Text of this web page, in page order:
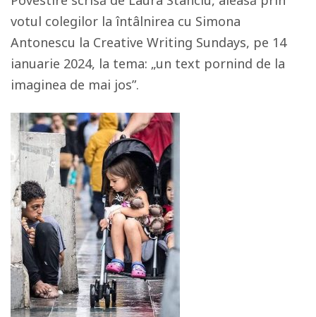
votul colegilor la întâlnirea cu Simona
Antonescu la Creative Writing Sundays, pe 14
ianuarie 2024, la tema: „un text pornind de la
imaginea de mai jos”.